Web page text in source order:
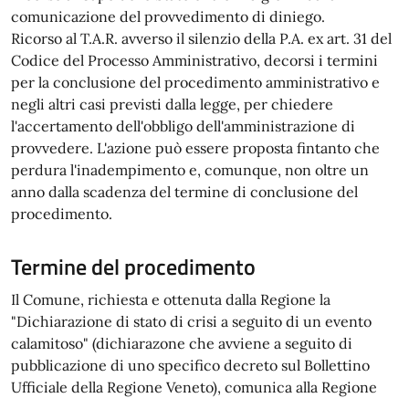
comunicazione del provvedimento di diniego.
Ricorso al T.A.R. avverso il silenzio della P.A. ex art. 31 del
Codice del Processo Amministrativo, decorsi i termini
per la conclusione del procedimento amministrativo e
negli altri casi previsti dalla legge, per chiedere
l'accertamento dell'obbligo dell'amministrazione di
provvedere. L'azione può essere proposta fintanto che
perdura l'inadempimento e, comunque, non oltre un
anno dalla scadenza del termine di conclusione del
procedimento.
Termine del procedimento
Il Comune, richiesta e ottenuta dalla Regione la
"Dichiarazione di stato di crisi a seguito di un evento
calamitoso" (dichiarazone che avviene a seguito di
pubblicazione di uno specifico decreto sul Bollettino
Ufficiale della Regione Veneto), comunica alla Regione